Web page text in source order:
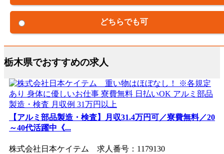
どちらでも可
栃木県でおすすめの求人
【アルミ部品製造・検査】月収31.4万円可／寮費無料／20
～40代活躍中《...
株式会社日本ケイテム 求人番号：1179130